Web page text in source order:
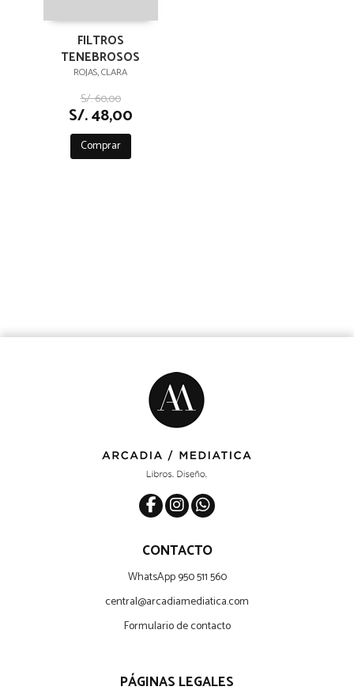
FILTROS
TENEBROSOS
ROJAS, CLARA
S/. 60,00
S/. 48,00
Comprar
CONTACTO
WhatsApp 950 511 560
central@arcadiamediatica.com
Formulario de contacto
PÁGINAS LEGALES